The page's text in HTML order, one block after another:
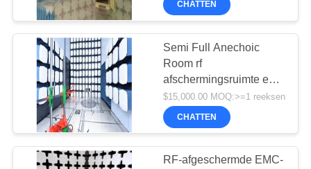
CHATTEN
Semi Full Anechoic
Room rf
afschermingsruimte emc
anechoic kamer
$15,000.00 MOQ:>=1 reeksen
CHATTEN
RF-afgeschermde EMC-